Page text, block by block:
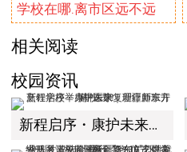
学校在哪.离市区远不远
相关阅读
校园资讯
新程启序・康护未来｜新疆新东方烹饪学校举办中医康复理疗师班开幕仪式！